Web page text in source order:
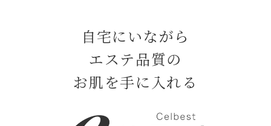
自宅にいながら
エステ品質の
お肌を手に入れる